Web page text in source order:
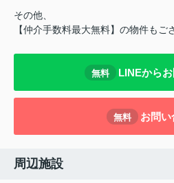
その他、
【仲介手数料最大無料】の物件もご
無料 LINEから
無料 お問い
周辺施設